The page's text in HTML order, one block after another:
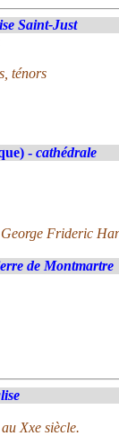
Saint-Just
ténors
- cathédrale
Frideric
de Montmartre
Xxe siècle.